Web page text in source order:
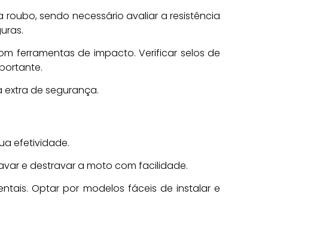
sendo necessário avaliar a resistência
ferramentas de impacto. Verificar selos de
de segurança.
efetividade.
e destravar a moto com facilidade.
Optar por modelos fáceis de instalar e